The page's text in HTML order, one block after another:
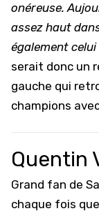
onéreuse.
assez haut
également
serait donc un
gauche qui
champions
Quentin
Grand fan de
chaque fois